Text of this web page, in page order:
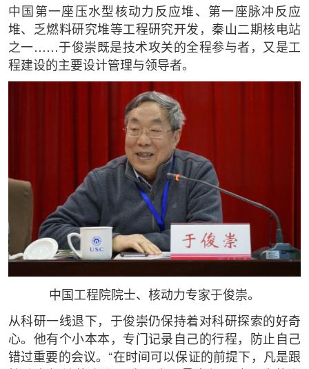
中国第一座压水型核动力反应堆、第一座脉冲反应
堆、乏燃料研究堆等工程研究开发，秦山二期核电站
之一……于俊崇既是技术攻关的全程参与者，又是工
程建设的主要设计管理与领导者。
中国工程院院士、核动力专家于俊崇。
从科研一线退下，于俊崇仍保持着对科研探索的好奇
心。他有个小本本，专门记录自己的行程，防止自己
错过重要的会议。“在时间可以保证的前提下，凡是跟